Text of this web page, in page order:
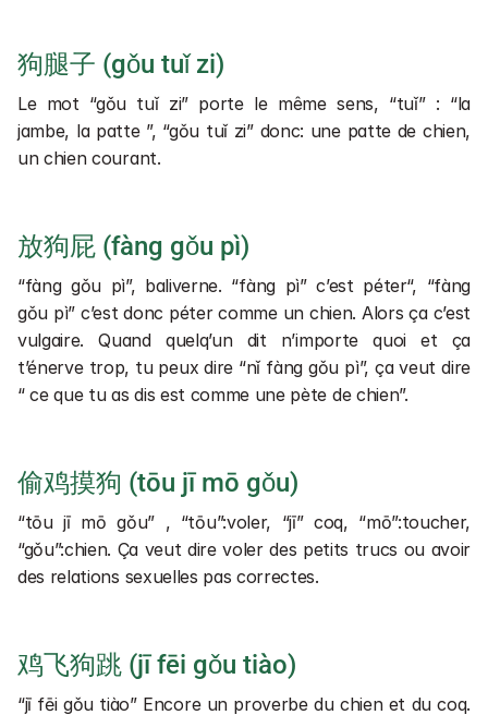
狗腿子 (gǒu tuǐ zi)
Le mot “gǒu tuǐ zi” porte le même sens, “tuǐ” : “la
jambe, la patte ”, “gǒu tuǐ zi” donc: une patte de chien,
un chien courant.
放狗屁 (fàng gǒu pì)
“fàng gǒu pì”, baliverne. “fàng pì” c’est péter“, “fàng
gǒu pì” c’est donc péter comme un chien. Alors ça c’est
vulgaire. Quand quelq’un dit n’importe quoi et ça
t’énerve trop, tu peux dire “nǐ fàng gǒu pì”, ça veut dire
“ ce que tu as dis est comme une pète de chien”.
偷鸡摸狗 (tōu jī mō gǒu)
“tōu jī mō gǒu” , “tōu”:voler, “jī” coq, “mō”:toucher,
“gǒu”:chien. Ça veut dire voler des petits trucs ou avoir
des relations sexuelles pas correctes.
鸡飞狗跳 (jī fēi gǒu tiào)
“jī fēi gǒu tiào” Encore un proverbe du chien et du coq.